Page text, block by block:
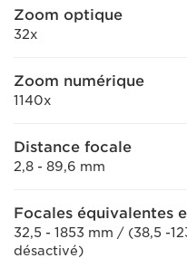
Zoom optique
32x
Zoom numérique
1140x
Distance focale
2,8 - 89,6 mm
Focales équivalentes
32,5 - 1853 mm / (38,5 -
désactivé)